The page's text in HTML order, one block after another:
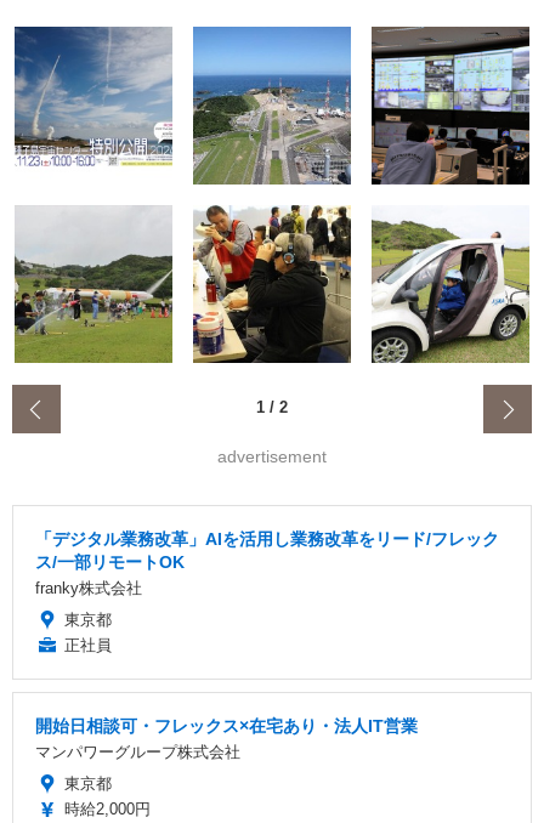
1 / 2
advertisement
「デジタル業務改革」AIを活用し業務改革をリード/フレック
ス/一部リモートOK
franky株式会社
東京都
正社員
開始日相談可・フレックス×在宅あり・法人IT営業
マンパワーグループ株式会社
東京都
時給2,000円